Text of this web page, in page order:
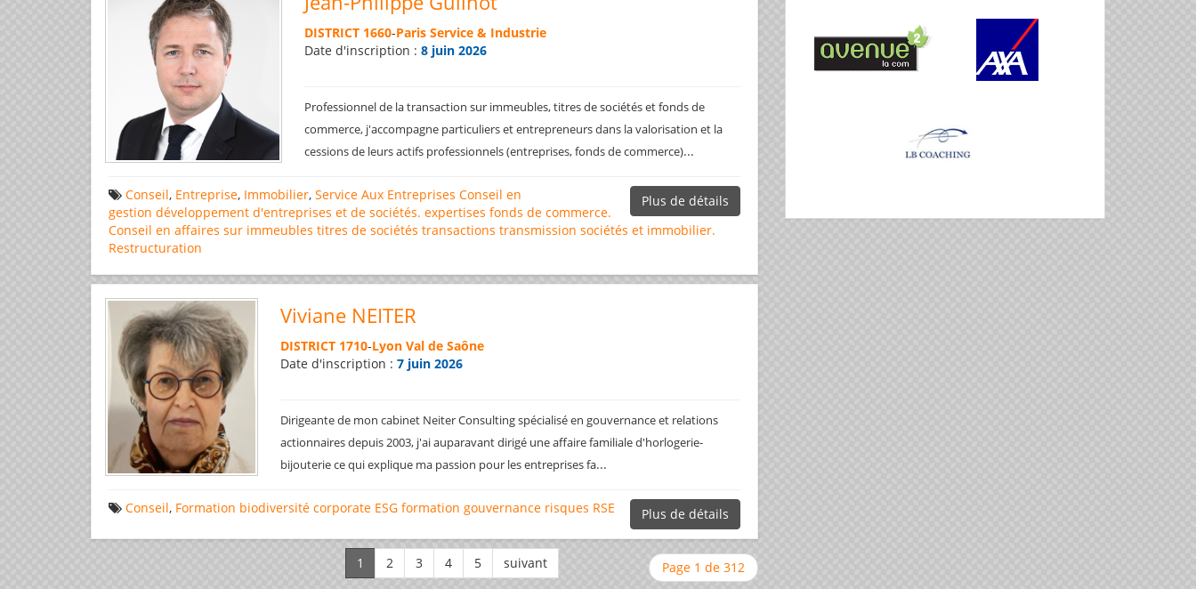
DISTRICT 1660-Paris Service & Industrie
Date d'inscription : 8 juin 2026
Professionnel de la transaction sur immeubles, titres de sociétés et fonds de
commerce, j'accompagne particuliers et entrepreneurs dans la valorisation et la
cessions de leurs actifs professionnels (entreprises, fonds de commerce)...
Plus de détails
Conseil, Entreprise, Immobilier, Service Aux Entreprises Conseil en
gestion développement d'entreprises et de sociétés. expertises fonds de commerce.
Conseil en affaires sur immeubles titres de sociétés transactions transmission sociétés et immobilier.
Restructuration
Viviane NEITER
DISTRICT 1710-Lyon Val de Saône
Date d'inscription :7 juin 2026
Dirigeante de mon cabinet Neiter Consulting spécialisé en gouvernance et relations
actionnaires depuis 2003, j'ai auparavant dirigé une affaire familiale d'horlogerie-
bijouterie ce qui explique ma passion pour les entreprises fa...
Plus de détails
Conseil, Formation biodiversité corporate ESG formation gouvernance risques RSE
Page 1 de 312